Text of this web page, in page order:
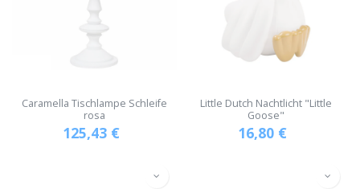
Caramella Tischlampe Schleife
rosa
125,43 €
Little Dutch Nachtlicht "Little
Goose"
16,80 €